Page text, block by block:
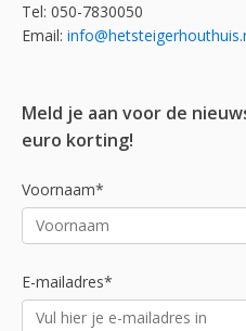
Tel: 050-7830050
Email:
Meld je aan voor de
euro korting!
Voornaam*
E-mailadres*